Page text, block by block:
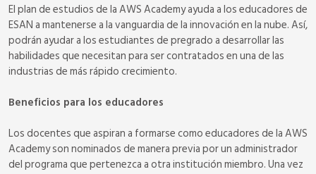
El plan de estudios de la AWS Academy ayuda a los educadores de
ESAN a mantenerse a la vanguardia de la innovación en la nube. Así,
podrán ayudar a los estudiantes de pregrado a desarrollar las
habilidades que necesitan para ser contratados en una de las
industrias de más rápido crecimiento.
Beneficios para los educadores
Los docentes que aspiran a formarse como educadores de la AWS
Academy son nominados de manera previa por un administrador
del programa que pertenezca a otra institución miembro. Una vez